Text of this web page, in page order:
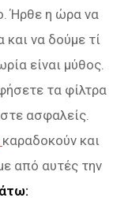
Ήρθε η ώρα να
να δούμε τί
είναι μύθος.
τα φίλτρα
ασφαλείς.
καραδοκούν και
από αυτές την